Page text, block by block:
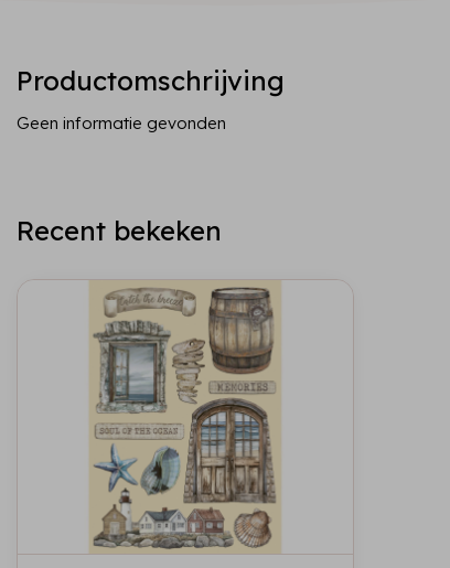
Productomschrijving
Geen informatie gevonden
Recent bekeken